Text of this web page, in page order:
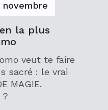
novembre
la plus
veut te faire
sacré : le vrai
MAGIE.
?